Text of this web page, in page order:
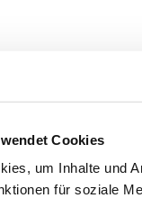
Cookies
um Inhalte und
für soziale